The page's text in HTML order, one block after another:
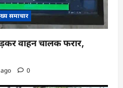
समाचार
वाहन चालक फरार,
0